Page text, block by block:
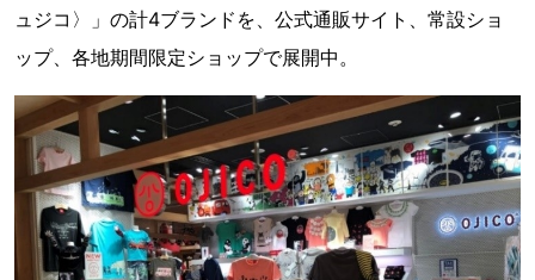
ュジコ〉」の計4ブランドを、公式通販サイト、常設ショ
ップ、各地期間限定ショップで展開中。